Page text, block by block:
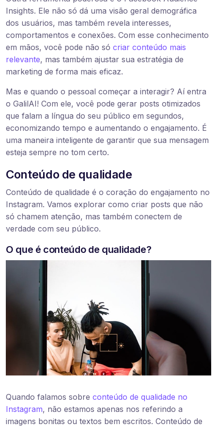
Insights. Ele não só dá uma visão geral demográfica
dos usuários, mas também revela interesses,
comportamentos e conexões. Com esse conhecimento
em mãos, você pode não só criar conteúdo mais
relevante, mas também ajustar sua estratégia de
marketing de forma mais eficaz.
Mas e quando o pessoal começar a interagir? Aí entra
o GalilAI! Com ele, você pode gerar posts otimizados
que falam a língua do seu público em segundos,
economizando tempo e aumentando o engajamento. É
uma maneira inteligente de garantir que sua mensagem
esteja sempre no tom certo.
Conteúdo de qualidade
Conteúdo de qualidade é o coração do engajamento no
Instagram. Vamos explorar como criar posts que não
só chamem atenção, mas também conectem de
verdade com seu público.
O que é conteúdo de qualidade?
Quando falamos sobre conteúdo de qualidade no
Instagram, não estamos apenas nos referindo a
imagens bonitas ou textos bem escritos. Conteúdo de